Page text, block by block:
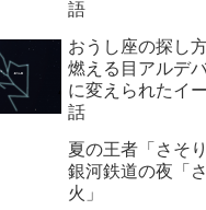
語
おうし座の探し
燃える目アルデ
に変えられたイ
話
夏の王者「さそ
銀河鉄道の夜「
火」